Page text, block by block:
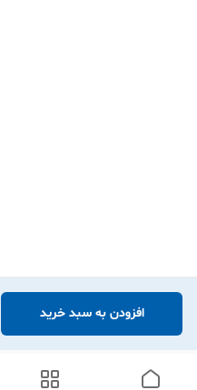
افزودن به سبد خرید